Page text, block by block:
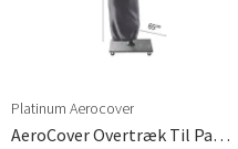
Platinum Aerocover
AeroCover Overtræk Til Parasol Frithængende H292x60/65